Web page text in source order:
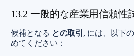
13.2 一般的な産業用信頼性
候補となる との取引 , には、以下
めてください：